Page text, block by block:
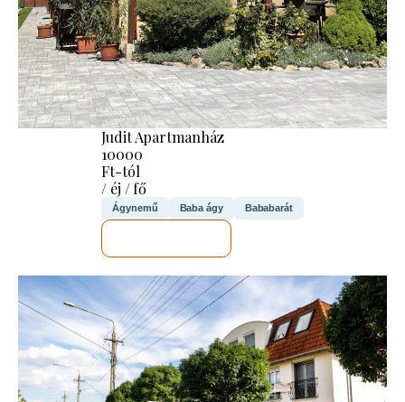
Judit Apartmanház
10000
Ft-tól
/ éj / fő
Ágynemű Baba ágy Bababarát